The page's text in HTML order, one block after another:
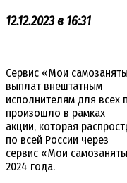
12.12.2023 в 16:31
Сервис «Мои
выплат внештатным
исполнителям для всех
произошло в рамках
акции, которая
по всей России через
сервис «Мои
2024 года.